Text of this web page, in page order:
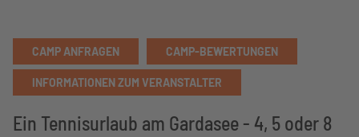
CAMP ANFRAGEN CAMP-BEWERTUNGEN
INFORMATIONEN ZUM VERANSTALTER
Ein Tennisurlaub am Gardasee - 4, 5 oder 8